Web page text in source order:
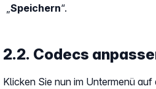
„Speichern“.
2.2. Codecs
Klicken Sie nun im Untermenü auf